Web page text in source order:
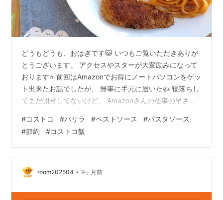
どうもどうも、おはぎです🐱 いつもご覧いただきありが
とうございます。 アクセスやスターが大変励みになって
おります⭐ 前回はAmazonでお得にノートパソコンをゲッ
ト出来たお話でしたが、 無事に手元に届いた👍 寝落ちし
てまだ開封してないけど、 Amazonさんの仕事の早さは
ます… バリラ ペストアソート 3P を食べてみた コストコ
の1月購入分で購入品紹介したパスタソースを食べてみま
した～🍝 リンク 1,480円からの500円引きの980円やっ
たので、 500円引きはめちゃくちゃお得や！と思って買
いました！ 夫が全部食べてみたいと言うの…
#コストコ #バリラ #ペストソース #パスタソース
#節約 #コストコ飯
room202504 • 9ヶ月前